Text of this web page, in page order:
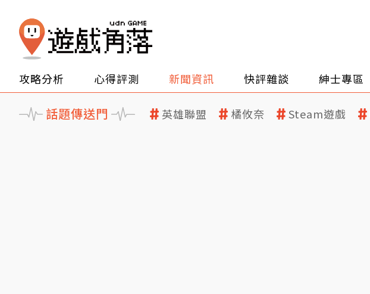
攻略分析 心得評測 新聞資訊 快評雜談 紳士專區
話題傳送門 英雄聯盟 橘攸奈 Steam遊戲